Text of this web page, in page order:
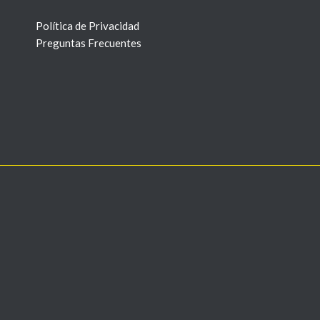
Política de Privacidad
Preguntas Frecuentes